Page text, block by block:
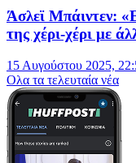
Άσλεϊ Μπάιντεν:
της χέρι-χέρι με
15 Αυγούστου 2025,
Oλα τα τελευταία νέα